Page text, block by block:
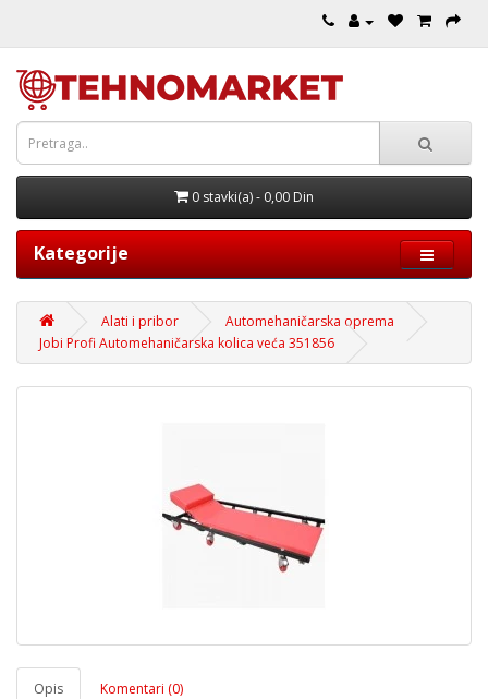
0 stavki(a) - 0,00 Din
Kategorije
Alati i pribor
Automehaničarska oprema
Jobi Profi Automehaničarska kolica veća 351856
Opis Komentari (0)